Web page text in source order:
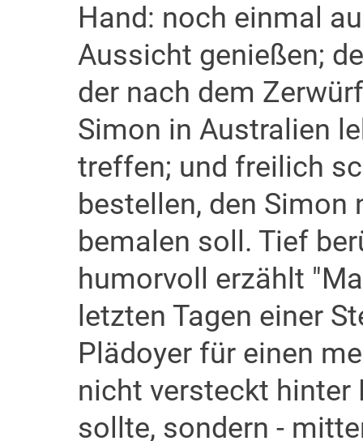
Hand: noch einmal
Aussicht genießen;
der nach dem
Simon in Australien
treffen; und freilich
bestellen, den
bemalen soll. Tief
humorvoll erzählt
letzten Tagen einer
Plädoyer für einen
nicht versteckt
sollte, sondern -